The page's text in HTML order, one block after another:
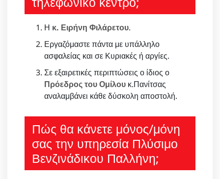
Η κ. Ειρήνη Φιλάρετου.
Εργαζόμαστε πάντα με υπάλληλο
ασφαλείας και σε Κυριακές ή αργίες.
Σε εξαιρετικές περιπτώσεις ο ίδιος ο
Πρόεδρος του Ομίλου κ.Πανίτσας
αναλαμβάνει κάθε δύσκολη αποστολή.
Πώς θα κάνετε μόνος/μόνη
σας την υπηρεσία Πλύσιμο
Βενζινάδικου Παλλήνη;